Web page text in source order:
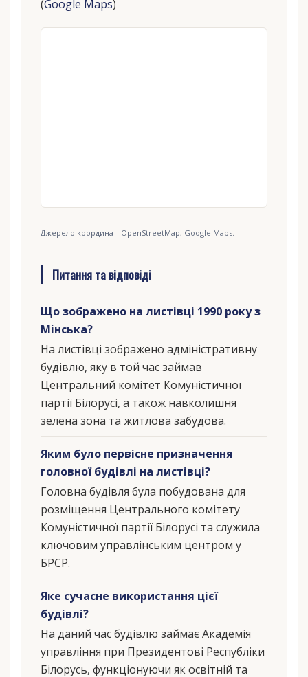
(Google Maps)
Джерело координат: OpenStreetMap, Google Maps.
Питання та відповіді
Що зображено на листівці 1990 року з
Мінська?
На листівці зображено адміністративну
будівлю, яку в той час займав
Центральний комітет Комуністичної
партії Білорусі, а також навколишня
зелена зона та житлова забудова.
Яким було первісне призначення
головної будівлі на листівці?
Головна будівля була побудована для
розміщення Центрального комітету
Комуністичної партії Білорусі та служила
ключовим управлінським центром у
БРСР.
Яке сучасне використання цієї
будівлі?
На даний час будівлю займає Академія
управління при Президентові Республіки
Білорусь, функціонуючи як освітній та